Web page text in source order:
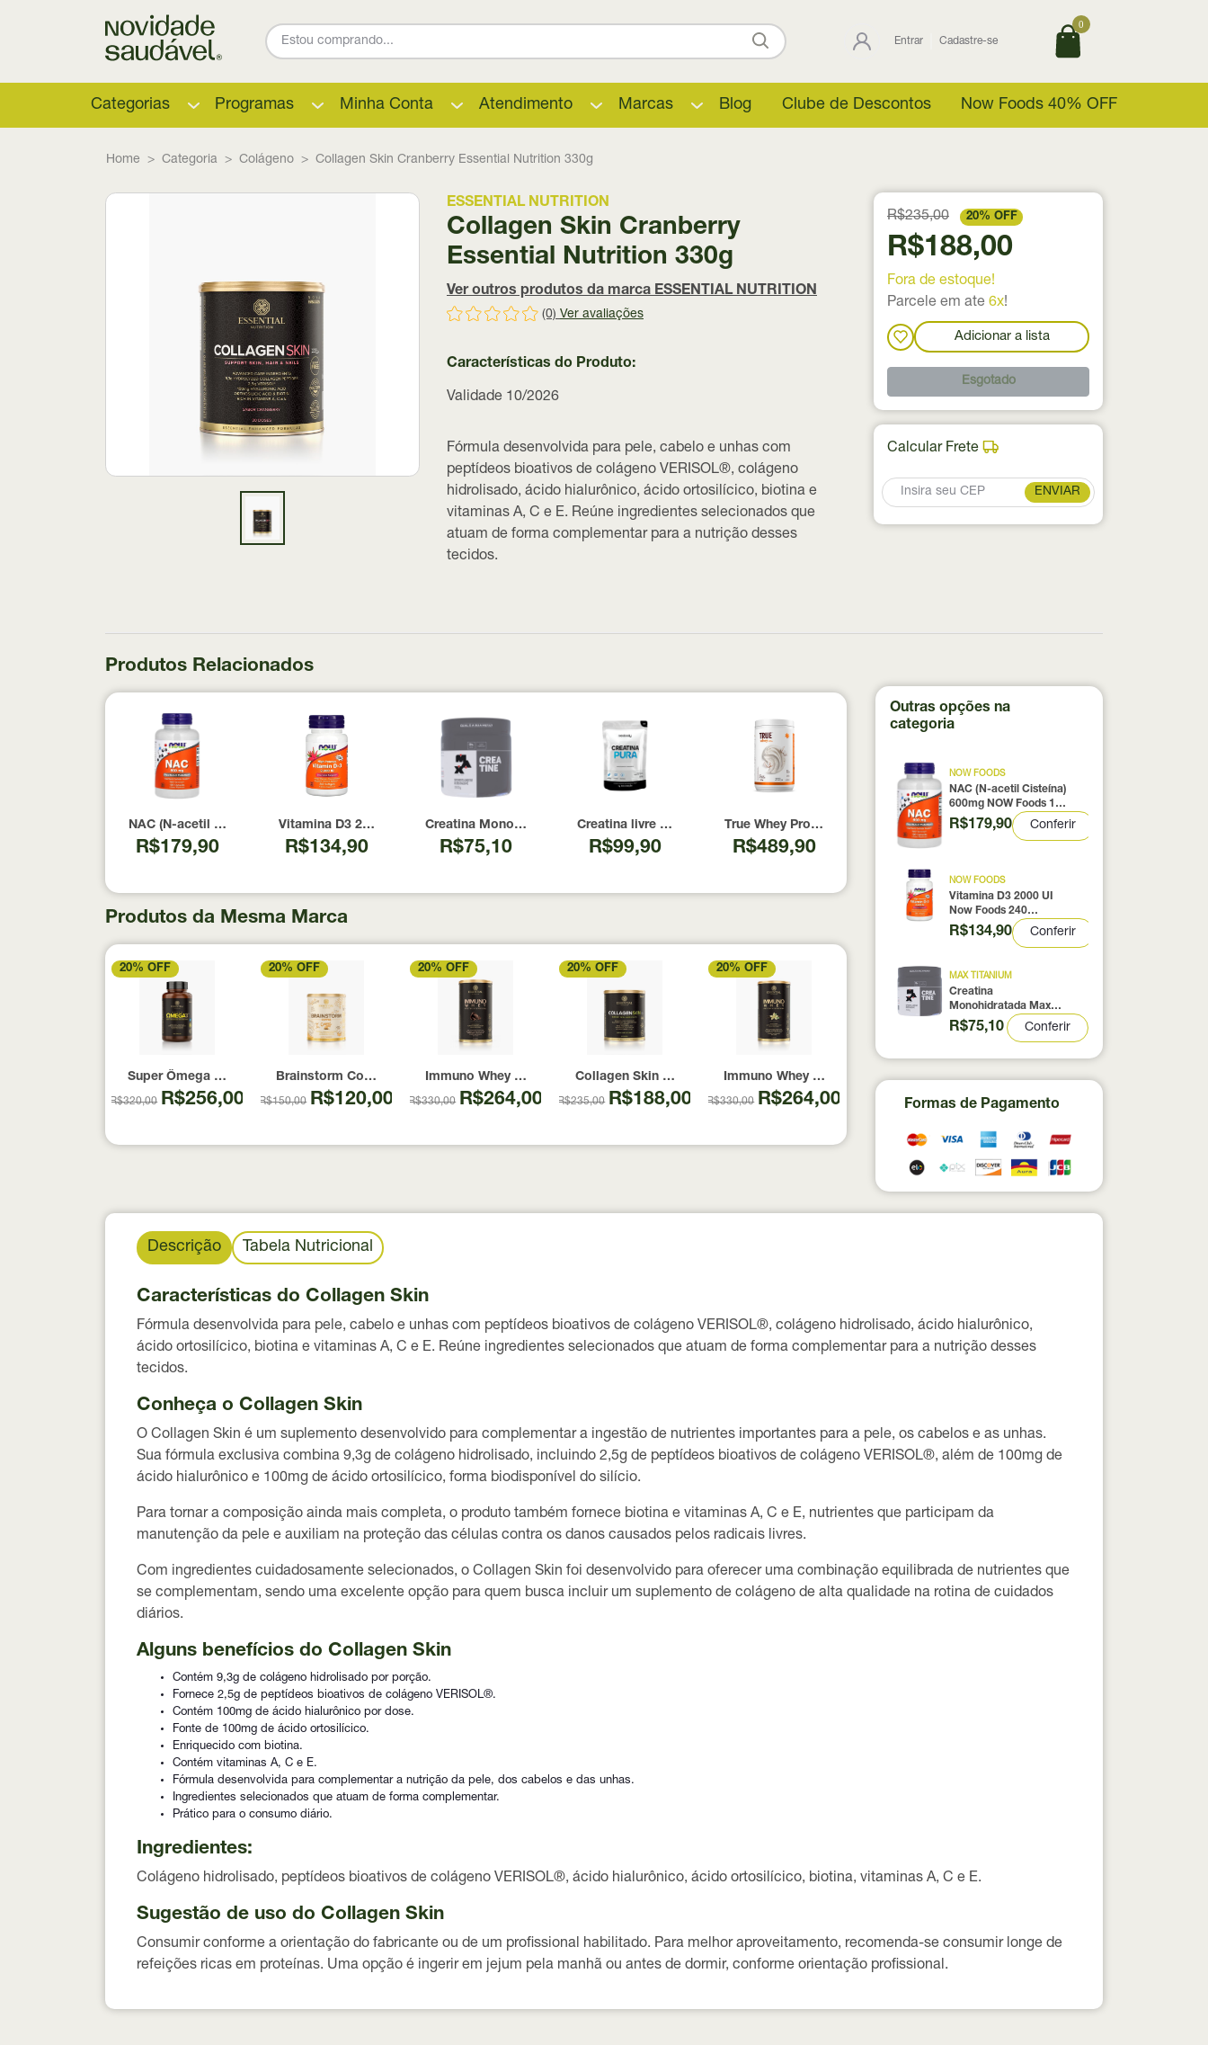
Entrar Cadastre-se
0
Categorias Programas Minha Conta Atendimento Marcas Blog Clube de Descontos Now Foods 40% OFF
Home Categoria Colágeno Collagen Skin Cranberry Essential Nutrition 330g
ESSENTIAL NUTRITION
Collagen Skin Cranberry
Essential Nutrition 330g
Ver outros produtos da marca ESSENTIAL NUTRITION
(0) Ver avaliações
Características do Produto:
Validade 10/2026
Fórmula desenvolvida para pele, cabelo e unhas com
peptídeos bioativos de colágeno VERISOL®, colágeno
hidrolisado, ácido hialurônico, ácido ortosilícico, biotina e
vitaminas A, C e E. Reúne ingredientes selecionados que
atuam de forma complementar para a nutrição desses
tecidos.
R$235,00 20% OFF
R$188,00
Fora de estoque!
Parcele em ate 6x!
Adicionar a lista
Esgotado
Calcular Frete
ENVIAR
Produtos Relacionados
NAC (N-acetil Cisteína) 600mg NOW Foods 100 Cápsulas
R$179,90
Vitamina D3 2000 UI Now Foods 240 Cápsulas
R$134,90
Creatina Monohidratada Max Titanium 300g
R$75,10
Creatina livre de metais pesados 100% pura com Laudo 300g Neobody Nutrition
R$99,90
True Whey Protein Coconut Icecream True Source 837g
R$489,90
Produtos da Mesma Marca
20% OFF
Super Ômega 3 TG Essential Nutrition 180 Cápsulas
R$320,00 R$256,00
20% OFF
Brainstorm Coffee Sabor Caramel Latte 274g
R$150,00 R$120,00
20% OFF
Immuno Whey Chocolate Essential Nutrition 465g
R$330,00 R$264,00
20% OFF
Collagen Skin Limão-Siciliano Essential Nutrition 330g
R$235,00 R$188,00
20% OFF
Immuno Whey Baunilha Essential Nutrition 375g
R$330,00 R$264,00
Outras opções na
categoria
NOW FOODS
NAC (N-acetil Cisteína)
600mg NOW Foods 100
Cápsulas
R$179,90 Conferir
NOW FOODS
Vitamina D3 2000 UI
Now Foods 240
Cápsulas
R$134,90 Conferir
MAX TITANIUM
Creatina
Monohidratada Max
Titanium 300g
R$75,10 Conferir
Formas de Pagamento
Descrição Tabela Nutricional
Características do Collagen Skin
Fórmula desenvolvida para pele, cabelo e unhas com peptídeos bioativos de colágeno VERISOL®, colágeno hidrolisado, ácido hialurônico,
ácido ortosilícico, biotina e vitaminas A, C e E. Reúne ingredientes selecionados que atuam de forma complementar para a nutrição desses
tecidos.
Conheça o Collagen Skin
O Collagen Skin é um suplemento desenvolvido para complementar a ingestão de nutrientes importantes para a pele, os cabelos e as unhas.
Sua fórmula exclusiva combina 9,3g de colágeno hidrolisado, incluindo 2,5g de peptídeos bioativos de colágeno VERISOL®, além de 100mg de
ácido hialurônico e 100mg de ácido ortosilícico, forma biodisponível do silício.
Para tornar a composição ainda mais completa, o produto também fornece biotina e vitaminas A, C e E, nutrientes que participam da
manutenção da pele e auxiliam na proteção das células contra os danos causados pelos radicais livres.
Com ingredientes cuidadosamente selecionados, o Collagen Skin foi desenvolvido para oferecer uma combinação equilibrada de nutrientes que
se complementam, sendo uma excelente opção para quem busca incluir um suplemento de colágeno de alta qualidade na rotina de cuidados
diários.
Alguns benefícios do Collagen Skin
Contém 9,3g de colágeno hidrolisado por porção.
Fornece 2,5g de peptídeos bioativos de colágeno VERISOL®.
Contém 100mg de ácido hialurônico por dose.
Fonte de 100mg de ácido ortosilícico.
Enriquecido com biotina.
Contém vitaminas A, C e E.
Fórmula desenvolvida para complementar a nutrição da pele, dos cabelos e das unhas.
Ingredientes selecionados que atuam de forma complementar.
Prático para o consumo diário.
Ingredientes:
Colágeno hidrolisado, peptídeos bioativos de colágeno VERISOL®, ácido hialurônico, ácido ortosilícico, biotina, vitaminas A, C e E.
Sugestão de uso do Collagen Skin
Consumir conforme a orientação do fabricante ou de um profissional habilitado. Para melhor aproveitamento, recomenda-se consumir longe de
refeições ricas em proteínas. Uma opção é ingerir em jejum pela manhã ou antes de dormir, conforme orientação profissional.